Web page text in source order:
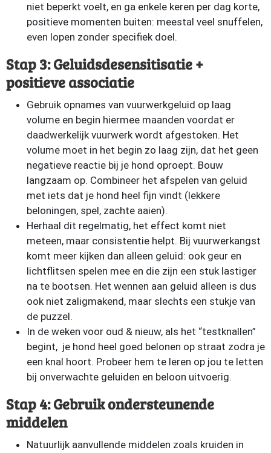
niet beperkt voelt, en ga enkele keren per dag korte,
positieve momenten buiten: meestal veel snuffelen,
even lopen zonder specifiek doel.
Stap 3: Geluidsdesensitisatie +
positieve associatie
Gebruik opnames van vuurwerkgeluid op laag
volume en begin hiermee maanden voordat er
daadwerkelijk vuurwerk wordt afgestoken. Het
volume moet in het begin zo laag zijn, dat het geen
negatieve reactie bij je hond oproept. Bouw
langzaam op. Combineer het afspelen van geluid
met iets dat je hond heel fijn vindt (lekkere
beloningen, spel, zachte aaien).
Herhaal dit regelmatig, het effect komt niet
meteen, maar consistentie helpt. Bij vuurwerkangst
komt meer kijken dan alleen geluid: ook geur en
lichtflitsen spelen mee en die zijn een stuk lastiger
na te bootsen. Het wennen aan geluid alleen is dus
ook niet zaligmakend, maar slechts een stukje van
de puzzel.
In de weken voor oud & nieuw, als het “testknallen”
begint, je hond heel goed belonen op straat zodra je
een knal hoort. Probeer hem te leren op jou te letten
bij onverwachte geluiden en beloon uitvoerig.
Stap 4: Gebruik ondersteunende
middelen
Natuurlijk aanvullende middelen zoals kruiden in